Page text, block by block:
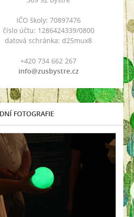
IČO školy: 70897476
číslo účtu: 1286424339/0800
datová schránka: d25mux8
+420 734 662 267
info@zusbystre.cz
FOTOGRAFIE